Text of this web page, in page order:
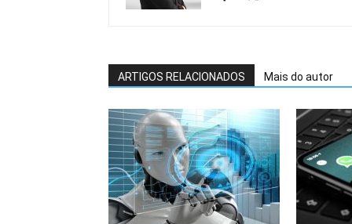
ARTIGOS RELACIONADOS Mais do autor